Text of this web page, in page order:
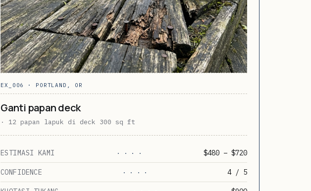
EX_006 · PORTLAND, OR
Ganti papan deck
· 12 papan lapuk di deck 300 sq ft
ESTIMASI KAMI · · · · $480 – $720
CONFIDENCE · · · · 4 / 5